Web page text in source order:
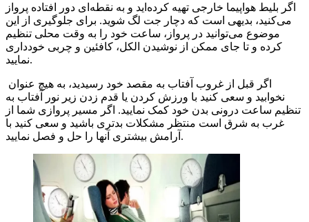
اگر بلیط هواپیما خارجی تهیه کرده‌اید و به نقطه‌ای دور افتاده پرواز
می‌کنید، بدیهی است که دچار جت لگ شوید. برای جلوگیری از این
موضوع می‌توانید در پرواز، ساعت خود را به وقت محلی تنظیم
کرده و تا جای ممکن از نوشیدن الکل، کافئین و چربی خودداری
نمایید.
نخوابید و سعی کنید با ورزش کردن یا قدم زدن زیر نور آفتاب به
تنظیم ساعت درونی بدن خود کمک نمایید. اگر مسیر پروازی شما از
غرب به شرق است منتظر مشکلات بدتری باشید و سعی کنید با
آرامش بیشتری آنها را حل و فصل نمایید.